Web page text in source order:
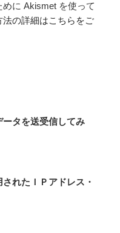
に Akismet を使って
の詳細はこちらをご
タを送受信してみ
れたＩＰアドレス・